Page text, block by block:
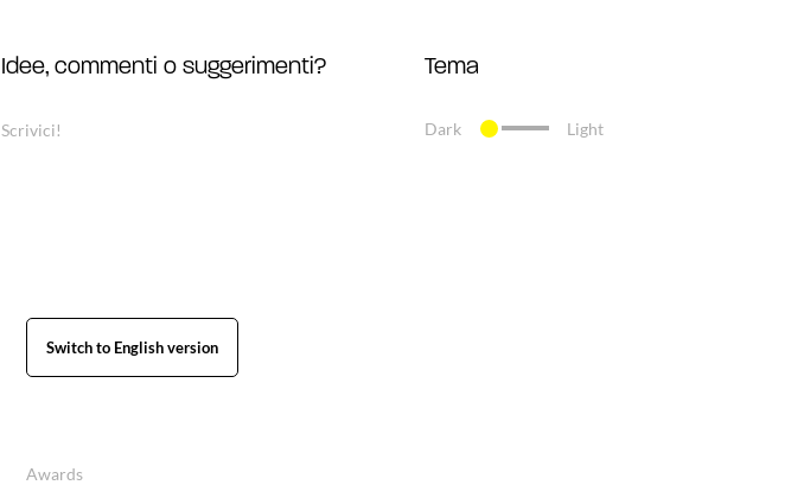
Idee, commenti o suggerimenti?
Scrivici!
Tema
Dark Light
Switch to English version
Awards